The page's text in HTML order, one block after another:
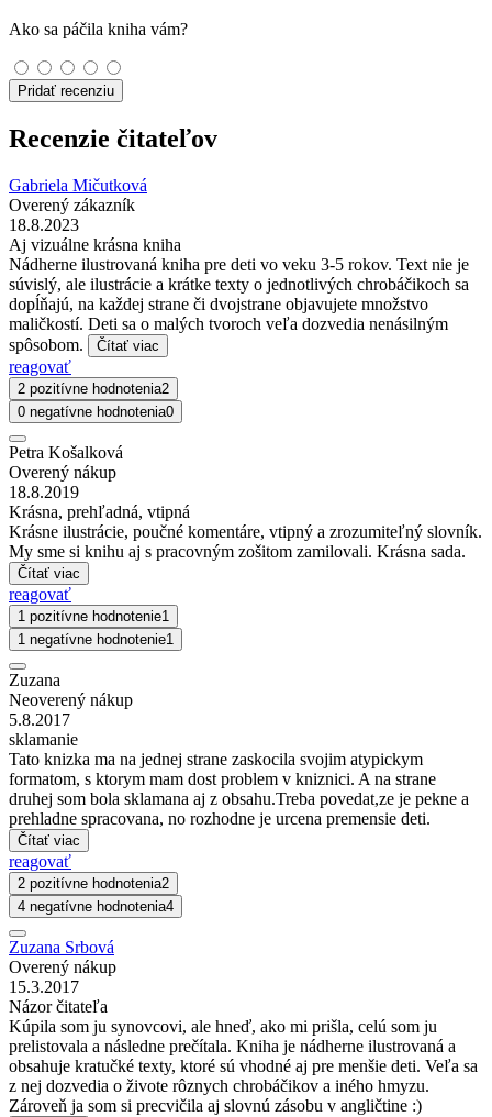
Ako sa páčila kniha vám?
Pridať recenziu
Recenzie čitateľov
Gabriela Mičutková
Overený zákazník
18.8.2023
Aj vizuálne krásna kniha
Nádherne ilustrovaná kniha pre deti vo veku 3-5 rokov. Text nie je
súvislý, ale ilustrácie a krátke texty o jednotlivých chrobáčikoch sa
dopĺňajú, na každej strane či dvojstrane objavujete množstvo
maličkostí. Deti sa o malých tvoroch veľa dozvedia nenásilným
spôsobom.
Čítať viac
reagovať
2 pozitívne hodnotenia2
0 negatívne hodnotenia0
Petra Košalková
Overený nákup
18.8.2019
Krásna, prehľadná, vtipná
Krásne ilustrácie, poučné komentáre, vtipný a zrozumiteľný slovník.
My sme si knihu aj s pracovným zošitom zamilovali. Krásna sada.
Čítať viac
reagovať
1 pozitívne hodnotenie1
1 negatívne hodnotenie1
Zuzana
Neoverený nákup
5.8.2017
sklamanie
Tato knizka ma na jednej strane zaskocila svojim atypickym
formatom, s ktorym mam dost problem v kniznici. A na strane
druhej som bola sklamana aj z obsahu.Treba povedat,ze je pekne a
prehladne spracovana, no rozhodne je urcena premensie deti.
Čítať viac
reagovať
2 pozitívne hodnotenia2
4 negatívne hodnotenia4
Zuzana Srbová
Overený nákup
15.3.2017
Názor čitateľa
Kúpila som ju synovcovi, ale hneď, ako mi prišla, celú som ju
prelistovala a následne prečítala. Kniha je nádherne ilustrovaná a
obsahuje kratučké texty, ktoré sú vhodné aj pre menšie deti. Veľa sa
z nej dozvedia o živote rôznych chrobáčikov a iného hmyzu.
Zároveň ja som si precvičila aj slovnú zásobu v angličtine :)